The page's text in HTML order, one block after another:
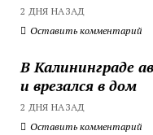
2 ДНЯ НАЗАД
Оставить комментарий
В Калининграде
и врезался в дом
2 ДНЯ НАЗАД
Оставить комментарий